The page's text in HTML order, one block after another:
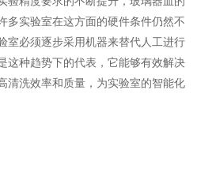
多实验室在这方面的硬件条件仍然不
室必须逐步采用机器来替代人工进行
这种趋势下的代表，它能够有效解决
清洗效率和质量，为实验室的智能化